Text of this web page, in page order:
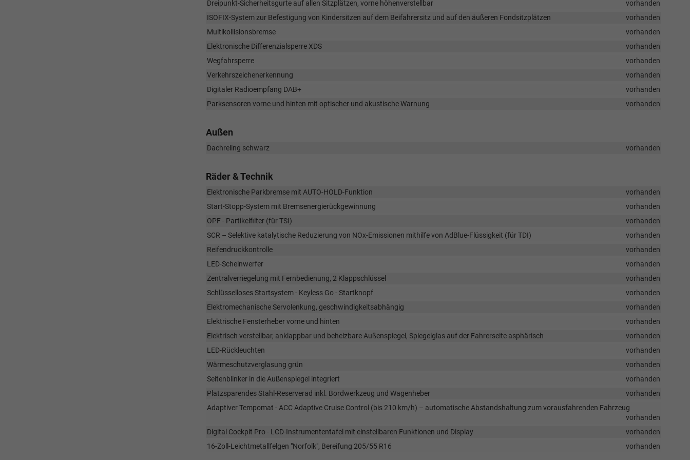
Dreipunkt-Sicherheitsgurte auf allen Sitzplätzen, vorne höhenverstellbar
vorhanden
ISOFIX-System zur Befestigung von Kindersitzen auf dem Beifahrersitz und auf den äußeren Fondsitzplätzen
vorhanden
Multikollisionsbremse
vorhanden
Elektronische Differenzialsperre XDS
vorhanden
Wegfahrsperre
vorhanden
Verkehrszeichenerkennung
vorhanden
Digitaler Radioempfang DAB+
vorhanden
Parksensoren vorne und hinten mit optischer und akustische Warnung
vorhanden
Außen
Dachreling schwarz vorhanden
Räder & Technik
Elektronische Parkbremse mit AUTO-HOLD-Funktion
vorhanden
Start-Stopp-System mit Bremsenergierückgewinnung
vorhanden
OPF - Partikelfilter (für TSI)
vorhanden
SCR – Selektive katalytische Reduzierung von NOx-Emissionen mithilfe von AdBlue-Flüssigkeit (für TDI)
vorhanden
Reifendruckkontrolle
vorhanden
LED-Scheinwerfer
vorhanden
Zentralverriegelung mit Fernbedienung, 2 Klappschlüssel
vorhanden
Schlüsselloses Startsystem - Keyless Go - Startknopf
vorhanden
Elektromechanische Servolenkung, geschwindigkeitsabhängig
vorhanden
Elektrische Fensterheber vorne und hinten
vorhanden
Elektrisch verstellbar, anklappbar und beheizbare Außenspiegel, Spiegelglas auf der Fahrerseite asphärisch
vorhanden
LED-Rückleuchten
vorhanden
Wärmeschutzverglasung grün
vorhanden
Seitenblinker in die Außenspiegel integriert
vorhanden
Platzsparendes Stahl-Reserverad inkl. Bordwerkzeug und Wagenheber
vorhanden
Adaptiver Tempomat - ACC Adaptive Cruise Control (bis 210 km/h) – automatische Abstandshaltung zum vorausfahrenden Fahrzeug
vorhanden
Digital Cockpit Pro - LCD-Instrumententafel mit einstellbaren Funktionen und Display
vorhanden
16-Zoll-Leichtmetallfelgen "Norfolk", Bereifung 205/55 R16
vorhanden